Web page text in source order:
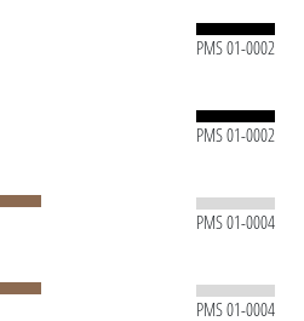
PMS 01-0002
PMS 01-0002
PMS 01-0004
PMS 01-0004